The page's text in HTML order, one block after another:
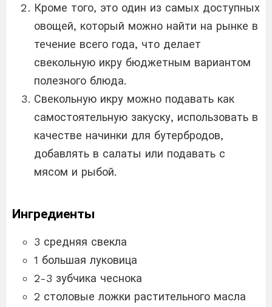
Кроме того, это один из самых доступных
овощей, который можно найти на рынке в
течение всего года, что делает
свекольную икру бюджетным вариантом
полезного блюда.
Свекольную икру можно подавать как
самостоятельную закуску, использовать в
качестве начинки для бутербродов,
добавлять в салаты или подавать с
мясом и рыбой.
Ингредиенты
3 средняя свекла
1 большая луковица
2-3 зубчика чеснока
2 столовые ложки растительного масла